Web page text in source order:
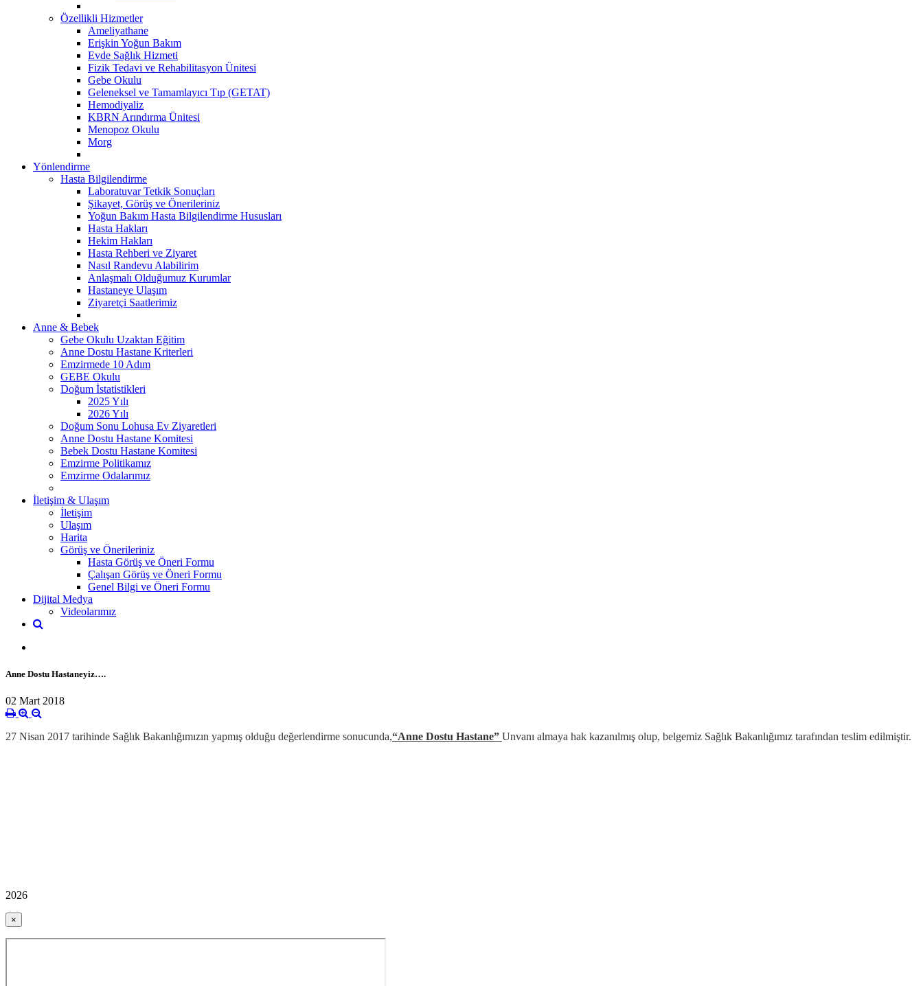
Özellikli Hizmetler
Ameliyathane
Erişkin Yoğun Bakım
Evde Sağlık Hizmeti
Fizik Tedavi ve Rehabilitasyon Ünitesi
Gebe Okulu
Geleneksel ve Tamamlayıcı Tıp (GETAT)
Hemodiyaliz
KBRN Arındırma Ünitesi
Menopoz Okulu
Morg
Yönlendirme
Hasta Bilgilendirme
Laboratuvar Tetkik Sonuçları
Şikayet, Görüş ve Önerileriniz
Yoğun Bakım Hasta Bilgilendirme Hususları
Hasta Hakları
Hekim Hakları
Hasta Rehberi ve Ziyaret
Nasıl Randevu Alabilirim
Anlaşmalı Olduğumuz Kurumlar
Hastaneye Ulaşım
Ziyaretçi Saatlerimiz
Anne & Bebek
Gebe Okulu Uzaktan Eğitim
Anne Dostu Hastane Kriterleri
Emzirmede 10 Adım
GEBE Okulu
Doğum İstatistikleri
2025 Yılı
2026 Yılı
Doğum Sonu Lohusa Ev Ziyaretleri
Anne Dostu Hastane Komitesi
Bebek Dostu Hastane Komitesi
Emzirme Politikamız
Emzirme Odalarımız
İletişim & Ulaşım
İletişim
Ulaşım
Harita
Görüş ve Önerileriniz
Hasta Görüş ve Öneri Formu
Çalışan Görüş ve Öneri Formu
Genel Bilgi ve Öneri Formu
Dijital Medya
Videolarımız
Anne Dostu Hastaneyiz….
02 Mart 2018
27 Nisan 2017 tarihinde Sağlık Bakanlığımızın yapmış olduğu değerlendirme sonucunda,“Anne Dostu Hastane” Unvanı almaya hak kazanılmış olup, belgemiz Sağlık Bakanlığımız tarafından teslim edilmiştir.
2026
×